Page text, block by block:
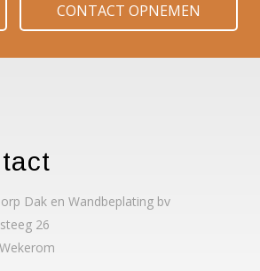
CONTACT OPNEMEN
Dak en Wandbeplating bv
26